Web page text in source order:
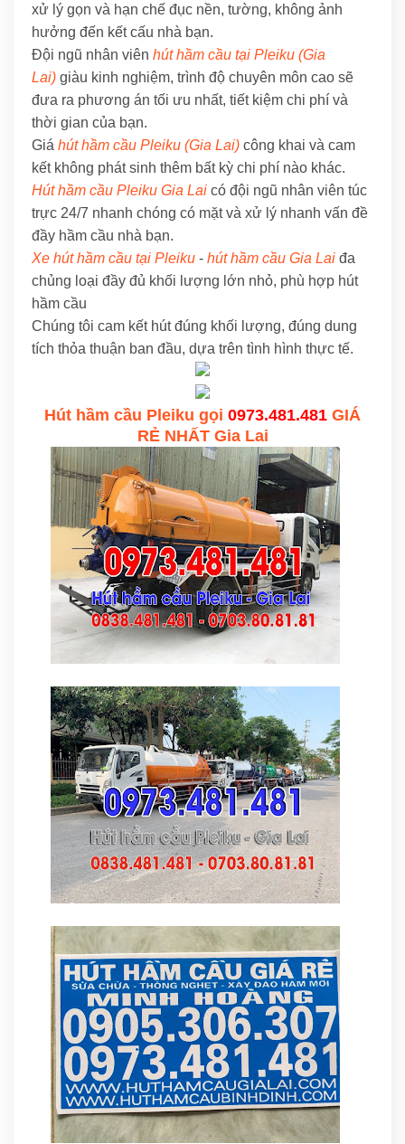
xử lý gọn và hạn chế đục nền, tường, không ảnh
hưởng đến kết cấu nhà bạn.
Đội ngũ nhân viên hút hầm cầu tại Pleiku (Gia
Lai) giàu kinh nghiệm, trình độ chuyên môn cao sẽ
đưa ra phương án tối ưu nhất, tiết kiệm chi phí và
thời gian của bạn.
Giá hút hầm cầu Pleiku (Gia Lai) công khai và cam
kết không phát sinh thêm bất kỳ chi phí nào khác.
Hút hầm cầu Pleiku Gia Lai có đội ngũ nhân viên túc
trực 24/7 nhanh chóng có mặt và xử lý nhanh vấn đề
đầy hầm cầu nhà bạn.
Xe hút hầm cầu tại Pleiku - hút hầm cầu Gia Lai đa
chủng loại đầy đủ khối lượng lớn nhỏ, phù hợp hút
hầm cầu
Chúng tôi cam kết hút đúng khối lượng, đúng dung
tích thỏa thuận ban đầu, dựa trên tình hình thực tế.
Hút hầm cầu Pleiku gọi 0973.481.481 GIÁ
RẺ NHẤT Gia Lai